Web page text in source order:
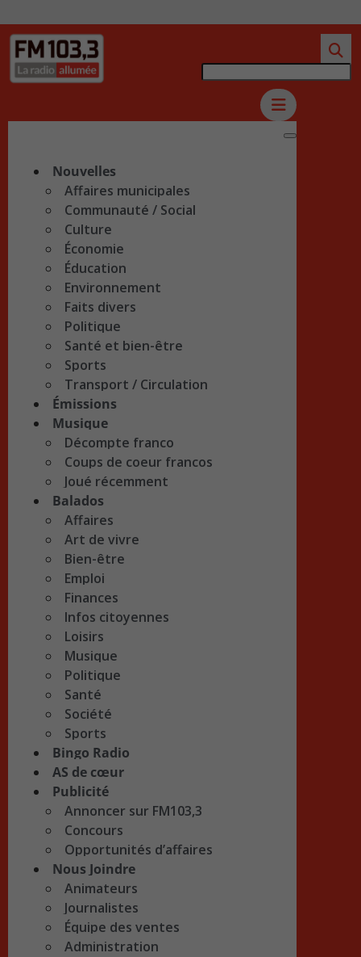
Nouvelles
Affaires municipales
Communauté / Social
Culture
Économie
Éducation
Environnement
Faits divers
Politique
Santé et bien-être
Sports
Transport / Circulation
Émissions
Musique
Décompte franco
Coups de coeur francos
Joué récemment
Balados
Affaires
Art de vivre
Bien-être
Emploi
Finances
Infos citoyennes
Loisirs
Musique
Politique
Santé
Société
Sports
Bingo Radio
AS de cœur
Publicité
Annoncer sur FM103,3
Concours
Opportunités d’affaires
Nous Joindre
Animateurs
Journalistes
Équipe des ventes
Administration